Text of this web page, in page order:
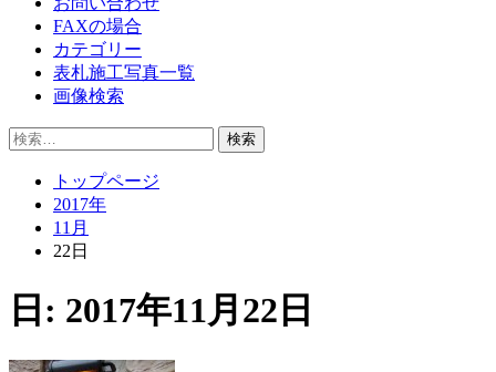
FAXの場合
カテゴリー
表札施工写真一覧
画像検索
検
トップページ
2017年
11月
22日
日: 2017年11月22日